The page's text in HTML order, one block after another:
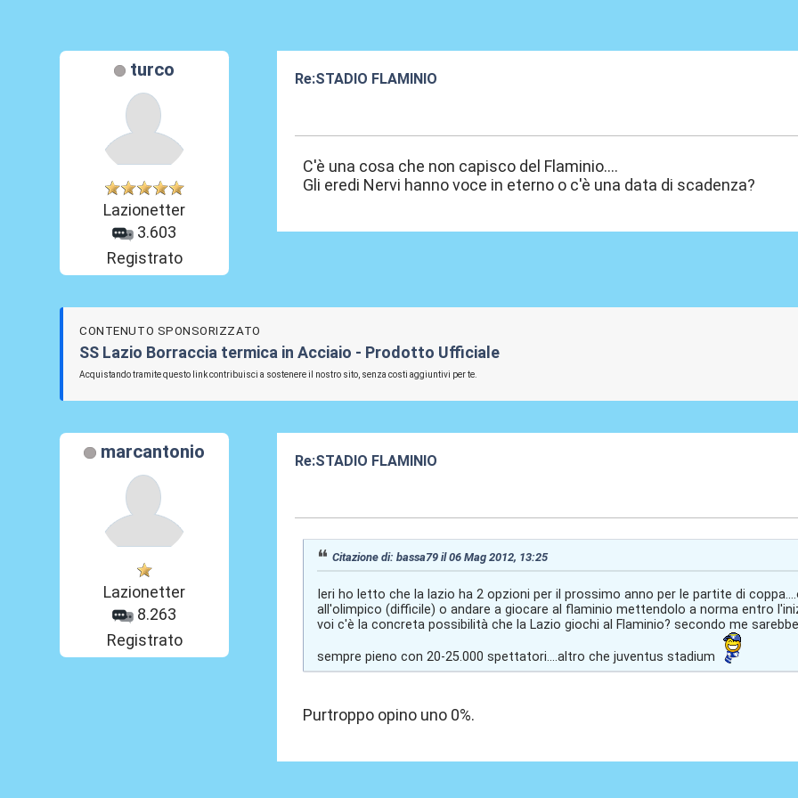
turco
Lazionetter
3.603
Registrato
Re:STADIO FLAMINIO
C'è una cosa che non capisco del Flaminio....
Gli eredi Nervi hanno voce in eterno o c'è una data di scadenza?
CONTENUTO SPONSORIZZATO
SS Lazio Borraccia termica in Acciaio - Prodotto Ufficiale
Acquistando tramite questo link contribuisci a sostenere il nostro sito, senza costi aggiuntivi per te.
marcantonio
Lazionetter
8.263
Registrato
Re:STADIO FLAMINIO
Citazione di: bassa79 il 06 Mag 2012, 13:25
Ieri ho letto che la lazio ha 2 opzioni per il prossimo anno per le partite di
all'olimpico (difficile) o andare a giocare al flaminio mettendolo a norma entro
voi c'è la concreta possibilità che la Lazio giochi al Flaminio? secondo me
sempre pieno con 20-25.000 spettatori....altro che juventus stadium
Purtroppo opino uno 0%.